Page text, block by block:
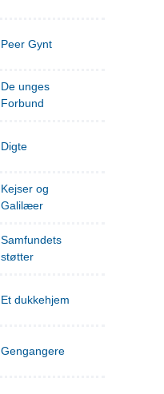
Peer Gynt
De unges
Forbund
Digte
Kejser og
Galilæer
Samfundets
støtter
Et dukkehjem
Gengangere